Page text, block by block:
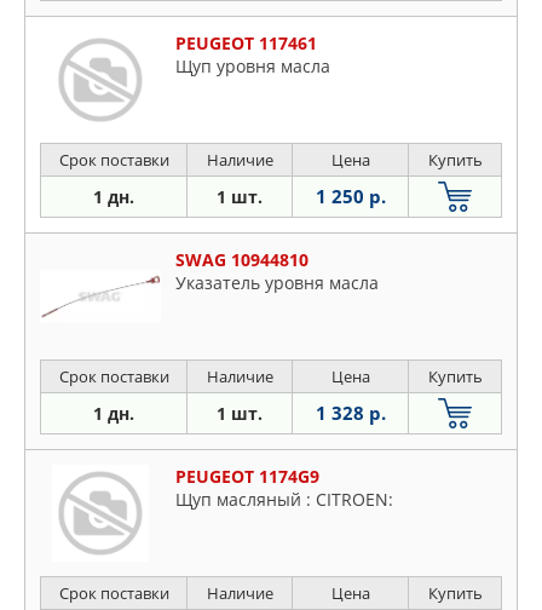
PEUGEOT 117461
Щуп уровня масла
Срок поставки Наличие Цена Купить
1 дн. 1 шт. 1 250 р.
SWAG 10944810
Указатель уровня масла
Срок поставки Наличие Цена Купить
1 дн. 1 шт. 1 328 р.
PEUGEOT 1174G9
Щуп масляный : CITROEN:
Срок поставки Наличие Цена Купить